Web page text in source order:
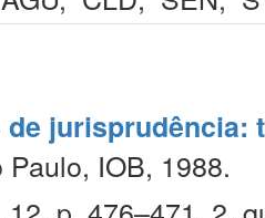
de
IOB, 1988.